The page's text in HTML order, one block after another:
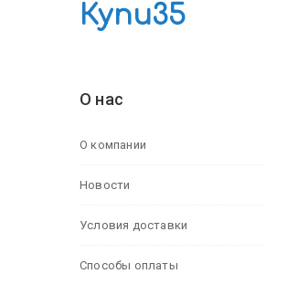
Купи35
О нас
О компании
Новости
Условия доставки
Способы оплаты